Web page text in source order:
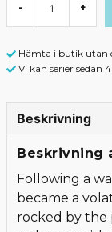
- +
Hämta i butik utan
Vi kan serier sedan
Beskrivning
Beskrivning
Following a
became a
rocked by the